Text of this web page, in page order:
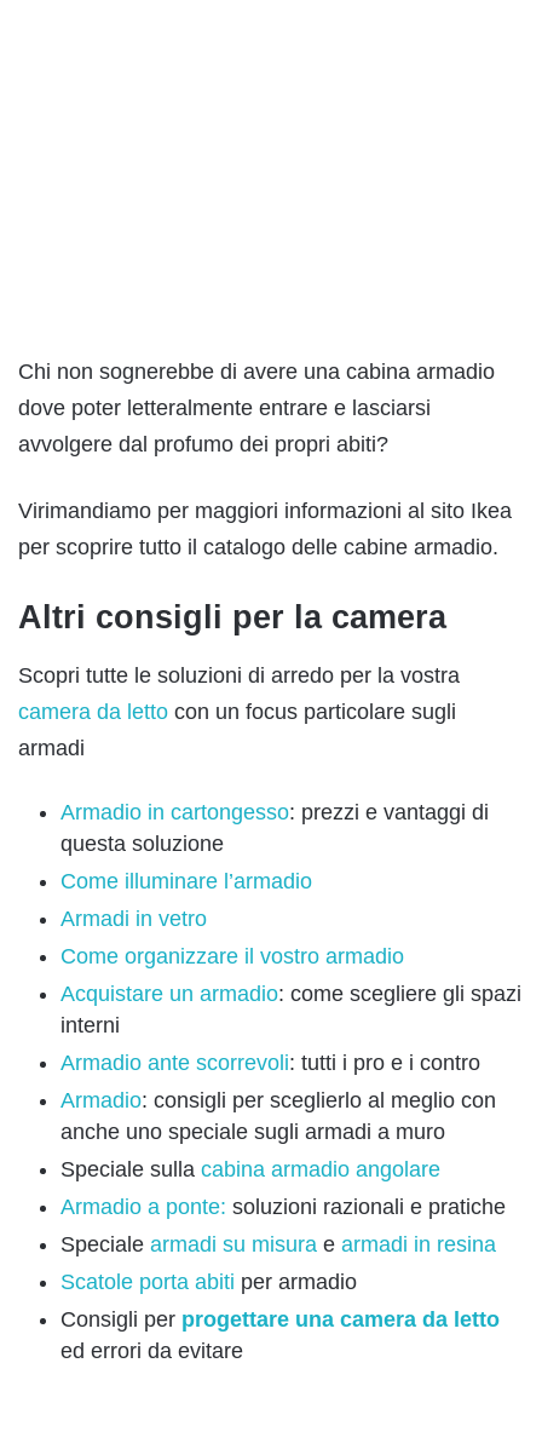
Chi non sognerebbe di avere una cabina armadio
dove poter letteralmente entrare e lasciarsi
avvolgere dal profumo dei propri abiti?
Virimandiamo per maggiori informazioni al sito Ikea
per scoprire tutto il catalogo delle cabine armadio.
Altri consigli per la camera
Scopri tutte le soluzioni di arredo per la vostra
camera da letto con un focus particolare sugli
armadi
Armadio in cartongesso: prezzi e vantaggi di
questa soluzione
Come illuminare l’armadio
Armadi in vetro
Come organizzare il vostro armadio
Acquistare un armadio: come scegliere gli spazi
interni
Armadio ante scorrevoli: tutti i pro e i contro
Armadio: consigli per sceglierlo al meglio con
anche uno speciale sugli armadi a muro
Speciale sulla cabina armadio angolare
Armadio a ponte: soluzioni razionali e pratiche
Speciale armadi su misura e armadi in resina
Scatole porta abiti per armadio
Consigli per progettare una camera da letto
ed errori da evitare